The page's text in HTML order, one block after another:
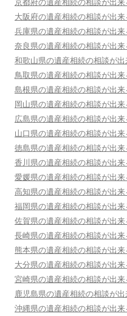
京都府の遺産相続の相談が出
大阪府の遺産相続の相談が出
兵庫県の遺産相続の相談が出
奈良県の遺産相続の相談が出
和歌山県の遺産相続の相談が
鳥取県の遺産相続の相談が出
島根県の遺産相続の相談が出
岡山県の遺産相続の相談が出
広島県の遺産相続の相談が出
山口県の遺産相続の相談が出
徳島県の遺産相続の相談が出
香川県の遺産相続の相談が出
愛媛県の遺産相続の相談が出
高知県の遺産相続の相談が出
福岡県の遺産相続の相談が出
佐賀県の遺産相続の相談が出
長崎県の遺産相続の相談が出
熊本県の遺産相続の相談が出
大分県の遺産相続の相談が出
宮崎県の遺産相続の相談が出
鹿児島県の遺産相続の相談が
沖縄県の遺産相続の相談が出